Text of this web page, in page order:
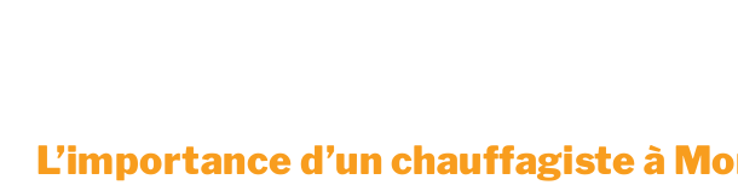
L’importance d’un chauffagiste à